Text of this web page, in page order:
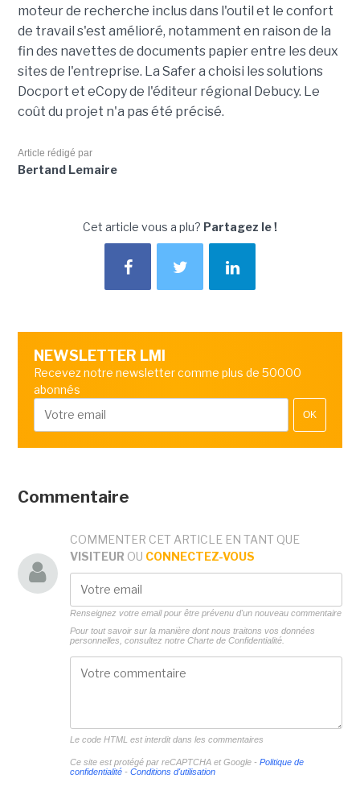
moteur de recherche inclus dans l'outil et le confort
de travail s'est amélioré, notamment en raison de la
fin des navettes de documents papier entre les deux
sites de l'entreprise. La Safer a choisi les solutions
Docport et eCopy de l'éditeur régional Debucy. Le
coût du projet n'a pas été précisé.
Article rédigé par
Bertand Lemaire
Cet article vous a plu? Partagez le !
NEWSLETTER LMI
Recevez notre newsletter comme plus de 50000
abonnés
OK
Commentaire
COMMENTER CET ARTICLE EN TANT QUE
VISITEUR OU CONNECTEZ-VOUS
Renseignez votre email pour être prévenu d'un nouveau commentaire
Pour tout savoir sur la manière dont nous traitons vos données
personnelles, consultez notre Charte de Confidentialité.
Le code HTML est interdit dans les commentaires
Ce site est protégé par reCAPTCHA et Google - Politique de
confidentialité- Conditions d'utilisation